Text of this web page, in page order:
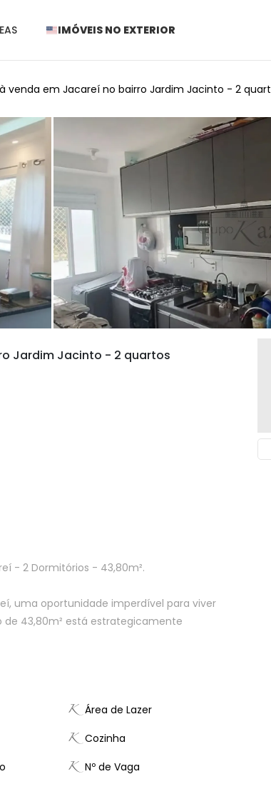
IMÓVEIS NO EXTERIOR
venda em Jacareí no bairro Jardim Jacinto - 2
Jardim Jacinto - 2 quartos
- 2 Dormitórios - 43,80m².
uma oportunidade imperdível para viver
43,80m² está estrategicamente
Área de Lazer
Cozinha
Nº de Vaga